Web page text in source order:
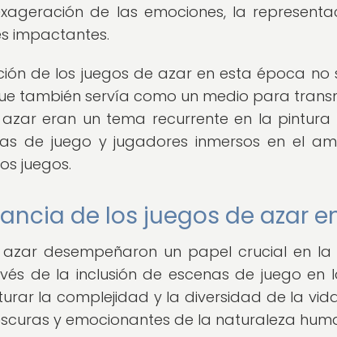
de las emociones, la
impactantes.
de los juegos de azar en esta época
también servía como un medio para
azar eran un tema recurrente en la
de juego y jugadores inmersos en el
juegos.
de los juegos de azar
azar desempeñaron un papel crucial en
de la inclusión de escenas de juego en
la complejidad y la diversidad de la
y emocionantes de la naturaleza